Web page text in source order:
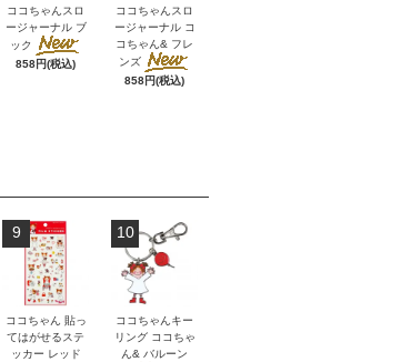
ココちゃんスロ
ージャーナル ブ
ック
858円(税込)
ココちゃんスロ
ージャーナル コ
コちゃん& フレ
ンズ
858円(税込)
9
ココちゃん 貼っ
てはがせるステ
ッカー レッド
10
ココちゃんキー
リング ココちゃ
ん& バルーン